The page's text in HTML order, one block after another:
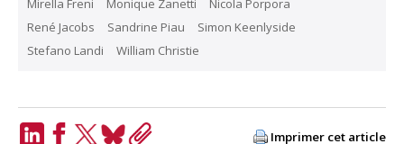
Mirella Freni Monique Zanetti
Nicola Porpora
René Jacobs
Sandrine Piau
Simon Keenlyside
Stefano Landi
William Christie
Imprimer cet article